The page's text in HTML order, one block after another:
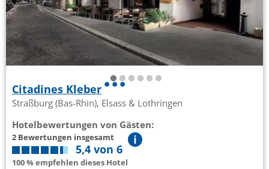
Citadines Kleber
Straßburg (Bas-Rhin), Elsass & Lothringen
Hotelbewertungen von Gästen:
2 Bewertungen insgesamt
5,4 von 6
100 % empfehlen dieses Hotel